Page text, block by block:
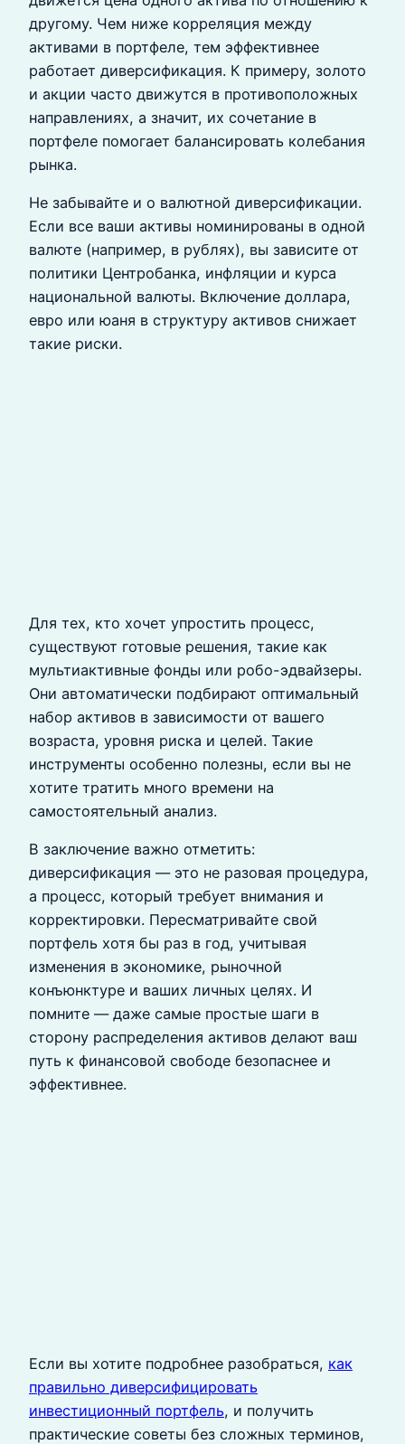
другому. Чем ниже корреляция между
активами в портфеле, тем эффективнее
работает диверсификация. К примеру, золото
и акции часто движутся в противоположных
направлениях, а значит, их сочетание в
портфеле помогает балансировать колебания
рынка.
Не забывайте и о валютной диверсификации.
Если все ваши активы номинированы в одной
валюте (например, в рублях), вы зависите от
политики Центробанка, инфляции и курса
национальной валюты. Включение доллара,
евро или юаня в структуру активов снижает
такие риски.
Для тех, кто хочет упростить процесс,
существуют готовые решения, такие как
мультиактивные фонды или робо-эдвайзеры.
Они автоматически подбирают оптимальный
набор активов в зависимости от вашего
возраста, уровня риска и целей. Такие
инструменты особенно полезны, если вы не
хотите тратить много времени на
самостоятельный анализ.
В заключение важно отметить:
диверсификация — это не разовая процедура,
а процесс, который требует внимания и
корректировки. Пересматривайте свой
портфель хотя бы раз в год, учитывая
изменения в экономике, рыночной
конъюнктуре и ваших личных целях. И
помните — даже самые простые шаги в
сторону распределения активов делают ваш
путь к финансовой свободе безопаснее и
эффективнее.
Если вы хотите подробнее разобраться, как
правильно диверсифицировать
инвестиционный портфель, и получить
практические советы без сложных терминов,